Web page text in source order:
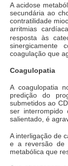
A acidose
secundária ao
contratilidade
arritmias
resposta às
sinergicamente
coagulação que
Coagulopatia
A coagulopatia
predição do
submetidos ao
ser interrompido
salientado, é
A interligação de
e a reversão de
metabólica que